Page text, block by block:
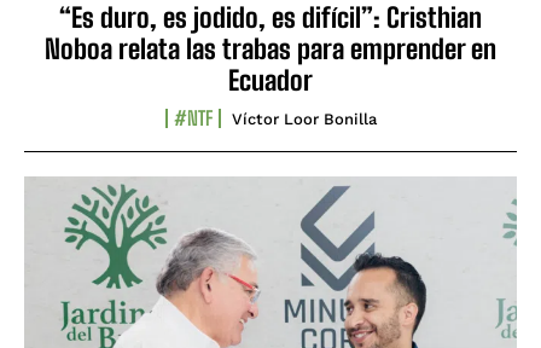
“Es duro, es jodido, es difícil”: Cristhian
Noboa relata las trabas para emprender en
Ecuador
#NTF Víctor Loor Bonilla